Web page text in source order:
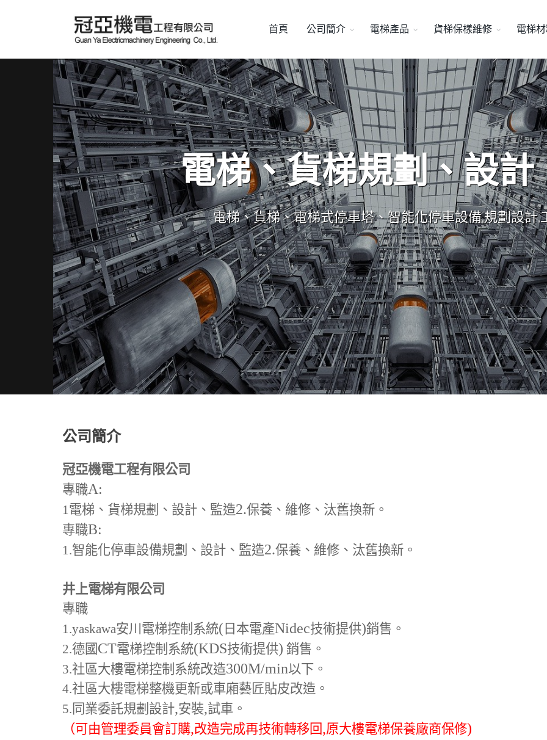
首頁 公司簡介 電梯產品 貨梯保樣維修 電梯
電梯、貨梯規劃、設計
電梯、貨梯、電梯式停車塔、智能化停車設備,規劃設計,
公司簡介
冠亞機電工程有限公司
專職A:
1電梯、貨梯規劃、設計、監造2.保養、維修、汰舊換新。
專職B:
1.智能化停車設備規劃、設計、監造2.保養、維修、汰舊換新。
井上電梯有限公司
專職
1.yaskawa安川電梯控制系統( 日本電產Nidec技術提供)銷售。
2.德國 CT電梯控制系統(KDS技術提供) 銷售。
3.社區大樓電梯控制系統改造300M/min以下。
4.社區大樓電梯整機更新或車廂藝匠貼皮改造。
5. 同業委託規劃設計,安裝,試車。
（可由管理委員會訂購,改造完成再技術轉移回,原大樓電梯保養廠商保修)